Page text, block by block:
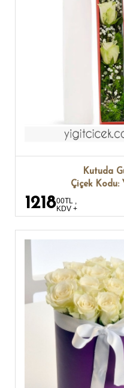
Kutuda
Çiçek Kodu:
121800TL ,
KDV +